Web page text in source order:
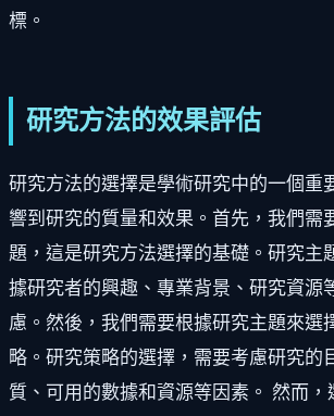
標。
研究方法的效果評估
研究方法的選擇是學術研究中的一個重
響到研究的質量和效果。首先，我們需
題，這是研究方法選擇的基礎。研究主
據研究者的興趣、專業背景、研究資源
慮。然後，我們需要根據研究主題來選
略。研究策略的選擇，需要考慮研究的
質、可用的數據和資源等因素。 然而，